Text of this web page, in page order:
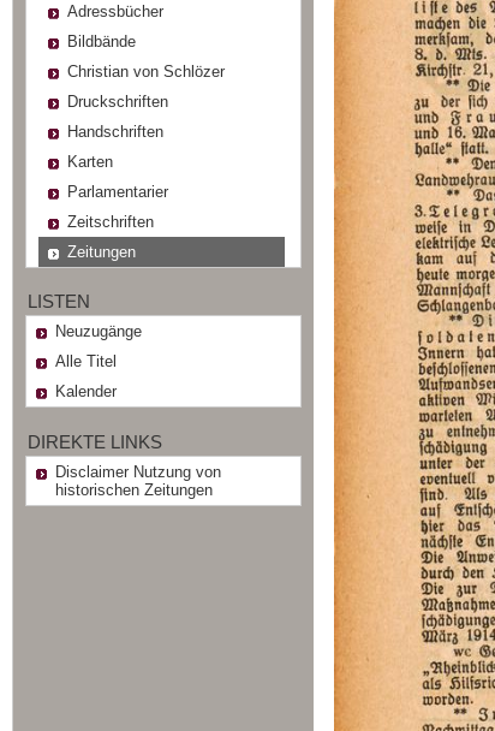
Adressbücher
Bildbände
Christian von Schlözer
Druckschriften
Handschriften
Karten
Parlamentarier
Zeitschriften
Zeitungen
LISTEN
Neuzugänge
Alle Titel
Kalender
DIREKTE LINKS
Disclaimer Nutzung von
historischen Zeitungen